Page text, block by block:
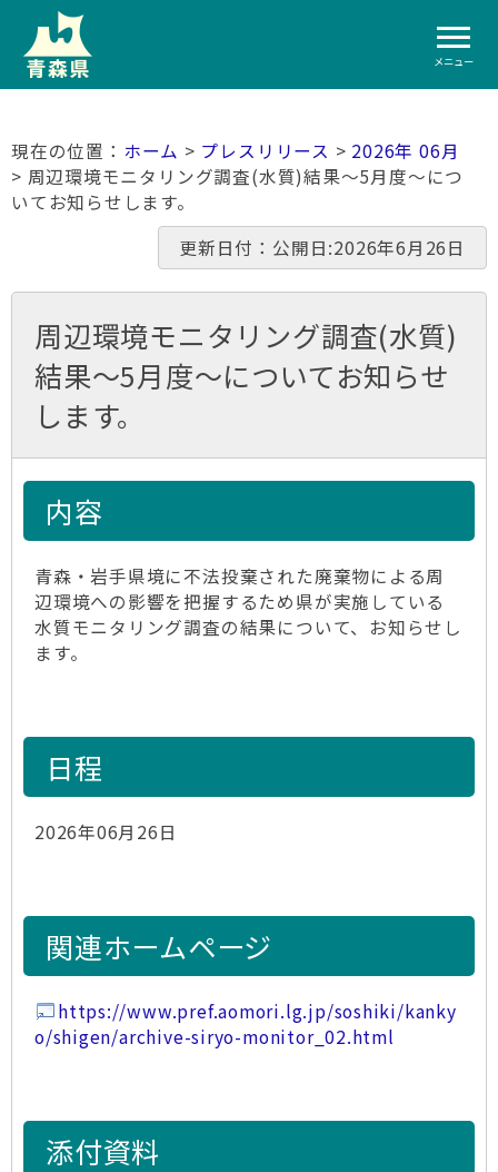
メニュー
ホーム > プレスリリース > 2026年 06月
> 周辺環境モニタリング調査(水質)結果～5月度～につ
いてお知らせします。
更新日付：公開日:2026年6月26日
周辺環境モニタリング調査(水質)
結果～5月度～についてお知らせ
します。
内容
青森・岩手県境に不法投棄された廃棄物による周
辺環境への影響を把握するため県が実施している
水質モニタリング調査の結果について、お知らせし
ます。
日程
2026年06月26日
関連ホームページ
https://www.pref.aomori.lg.jp/soshiki/kanky
o/shigen/archive-siryo-monitor_02.html
添付資料